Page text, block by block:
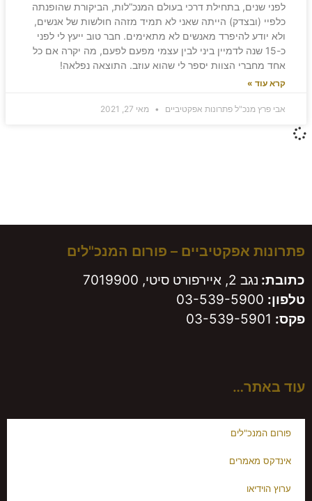
לפני שנים, בתחילת דרכי בעולם המנכ”לות, הביקורת שהופנתה
כלפיי (ובצדק) הייתה שאני לא תמיד מזהה חולשות של אנשים,
ולא יודע להיפרד מאנשים לא מתאימים. חבר טוב ייעץ לי לפני
כ-15 שנה לדמיין ביני לבין עצמי מפעם לפעם, מה יקרה אם כל
אחד מחברי הצוות יספר לי שהוא עוזב. התוצאה נפלאה!
קרא עוד »
אבי פרץ מנכ"ל פתרונות אפקטיביים מאי 27, 2021
משאירים חותם!
פתרונות אפקטיביים – פורום המנכ"לים
כתובת: נגב 2, איירפורט סיטי, 7019900
טלפון: 03-539-5900
פקס:
עוד באתר…
פורום המנכ"לים
אינדקס מאמרים
ערוץ הוידיאו